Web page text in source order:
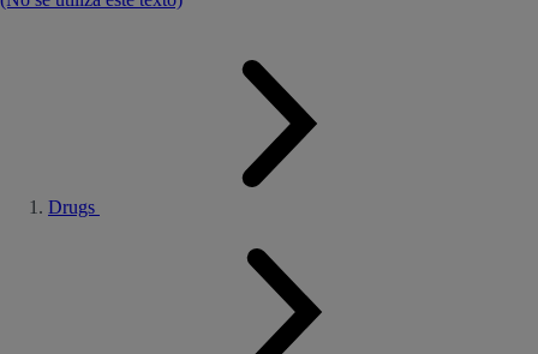
Drugs